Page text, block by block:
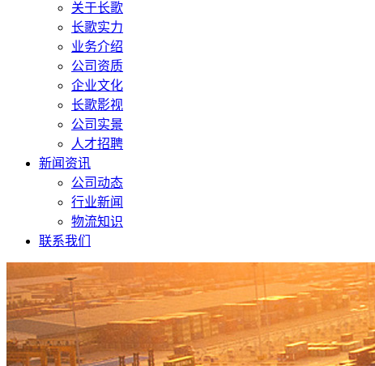
关于长歌
长歌实力
业务介绍
公司资质
企业文化
长歌影视
公司实景
人才招聘
新闻资讯
公司动态
行业新闻
物流知识
联系我们